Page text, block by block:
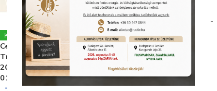
Készleten
Cersanit Zambezi Ivory
Trapeze Mosaic Matt
20X29,9 Mozaik (WD942-
013)
Small Structure Matt
20X60 Fali csempe (W942-
012-1)
Termékkód:
Cersanit/W942-012-1
Rendelhető (2-3 hét)